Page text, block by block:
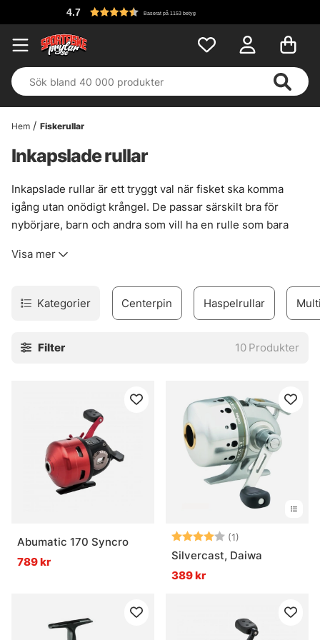
4.7 Baserat på 1153 betyg
Hem Fiskerullar
Inkapslade rullar
Inkapslade rullar är ett tryggt val när fisket ska komma
igång utan onödigt krångel. De passar särskilt bra för
nybörjare, barn och andra som vill ha en rulle som bara
stängda konstruktionen gör kastet mer förlåtande, och det
För många är det just enkelheten som gör skillnaden.
Mindre pill. Mindre trassel. Mer fisketid. Samtidigt finns
utförande, så det går att hitta en variant som passar spöet
men när målet är smidigt fiske med låg tröskel gör de
jobbet riktigt bra. En stadig liten arbetshäst, helt enkelt.
» Till fiskerullar
Vad är en inkapslad rulle?
Visa mer
Kategorier Centerpin Haspelrullar
Filter 10 Produkter
Abumatic 170 Syncro
789 kr
Betyg: (1)
Silvercast, Daiwa
389 kr